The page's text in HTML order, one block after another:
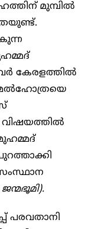
മുമ്പിൽ
കേരളത്തിൽ
പരവതാനി